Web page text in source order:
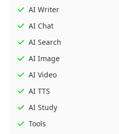
AI Writer
AI Chat
AI Search
AI Image
AI Video
AI TTS
AI Study
Tools